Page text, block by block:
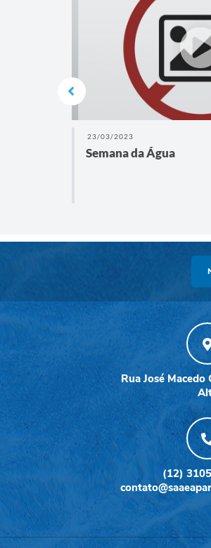
22/03/2023
Dia 22 de março - Dia
Rua José
(12)